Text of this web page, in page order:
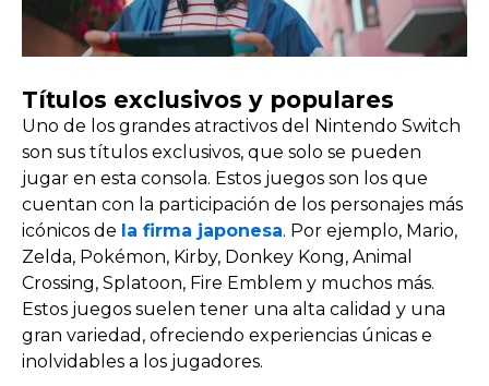
Títulos exclusivos y populares
Uno de los grandes atractivos del Nintendo Switch
son sus títulos exclusivos, que solo se pueden
jugar en esta consola. Estos juegos son los que
cuentan con la participación de los personajes más
icónicos de la firma japonesa. Por ejemplo, Mario,
Zelda, Pokémon, Kirby, Donkey Kong, Animal
Crossing, Splatoon, Fire Emblem y muchos más.
Estos juegos suelen tener una alta calidad y una
gran variedad, ofreciendo experiencias únicas e
inolvidables a los jugadores.